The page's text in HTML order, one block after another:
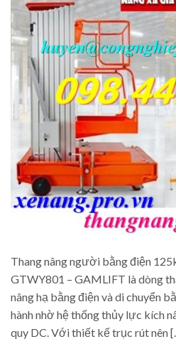
Thang nâng người bằng điện
GTWY801 – GAMLIFT là dòng
nâng hạ bằng điện và di chuyển
hành nhờ hệ thống thủy lực kích
quy DC. Với thiết kế trục rút nên